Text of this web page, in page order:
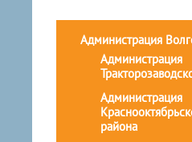
Администрация
Администрация
Администрация
района